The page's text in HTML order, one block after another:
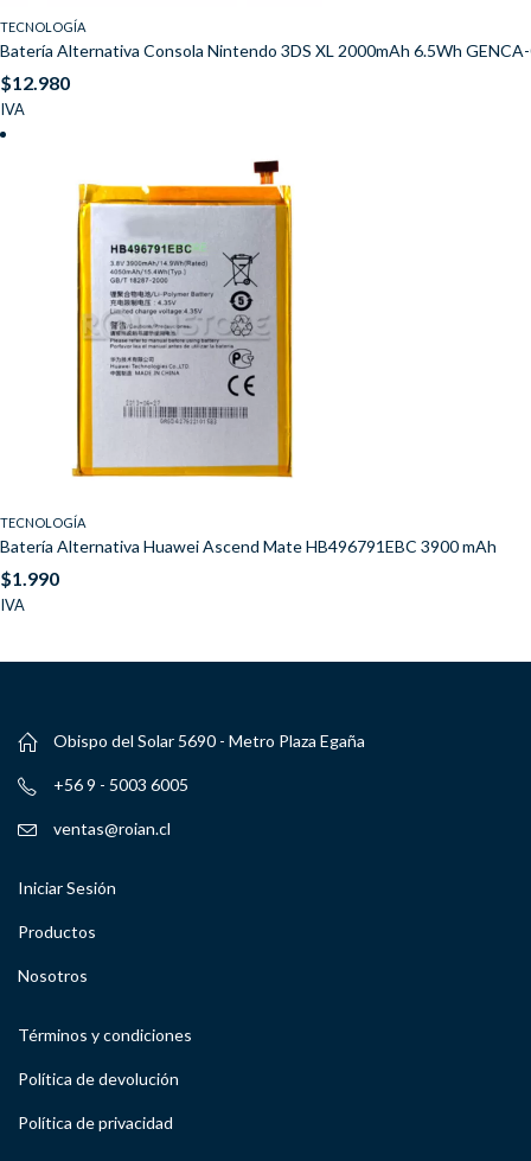
TECNOLOGÍA
Batería Alternativa Consola Nintendo 3DS XL 2000mAh 6.5Wh
$12.980
IVA
TECNOLOGÍA
Batería Alternativa Huawei Ascend Mate HB496791EBC 3900 mAh
$1.990
IVA
Obispo del Solar 5690 - Metro Plaza Egaña
+56 9 - 5003 6005
ventas@roian.cl
Iniciar Sesión
Productos
Nosotros
Términos y condiciones
Política de devolución
Política de privacidad